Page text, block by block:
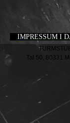
IMPRESSUM I
Tal 50, 80331